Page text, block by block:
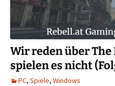
Wir reden über
spielen es nicht
PC, Spiele, Windows